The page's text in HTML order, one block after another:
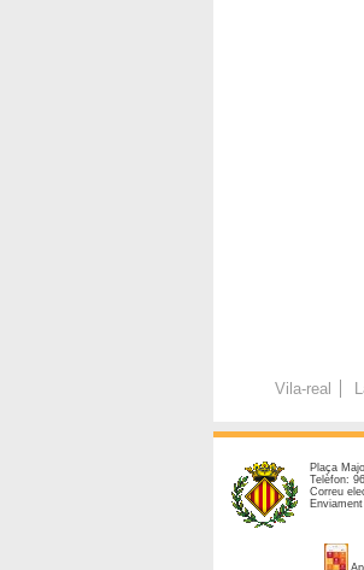
Vila-real
Plaça
Telèfon:
Correu